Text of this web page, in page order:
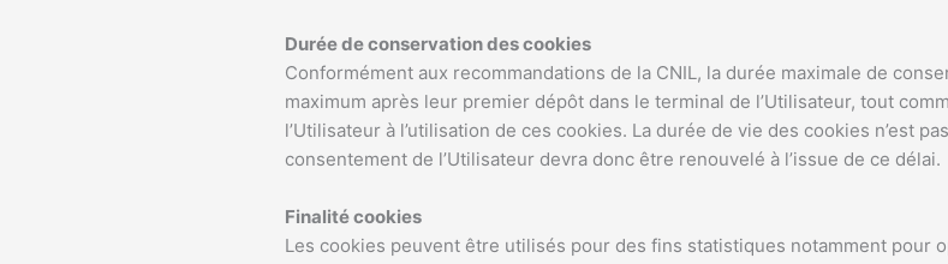
Durée de conservation des cookies
Conformément aux recommandations de la CNIL, la durée maximale de
maximum après leur premier dépôt dans le terminal de l’Utilisateur, tout
l’Utilisateur à l’utilisation de ces cookies. La durée de vie des cookies n’est
consentement de l’Utilisateur devra donc être renouvelé à l’issue de ce délai.
Finalité cookies
Les cookies peuvent être utilisés pour des fins statistiques notamment pour